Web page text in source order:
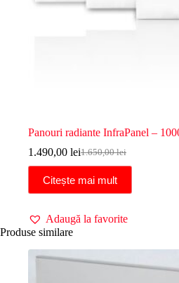
Panouri radiante InfraPanel –
1.650,00lei
Prețul
inițial
a
fost:
1.490,00 leiPrețul
curent
este:
1.490,00 lei.
Citește mai mult
Adaugă la favorite
Produse similare